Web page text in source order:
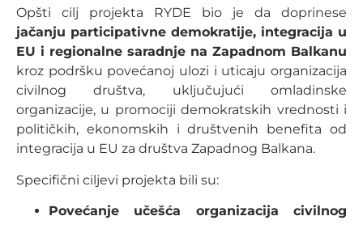
Opšti cilj projekta RYDE bio je da doprinese
jačanju participativne demokratije, integracija u
EU i regionalne saradnje na Zapadnom Balkanu
kroz podršku povećanoj ulozi i uticaju organizacija
civilnog društva, uključujući omladinske
organizacije, u promociji demokratskih vrednosti i
političkih, ekonomskih i društvenih benefita od
integracija u EU za društva Zapadnog Balkana.
Specifični ciljevi projekta bili su:
Povećanje učešća organizacija civilnog